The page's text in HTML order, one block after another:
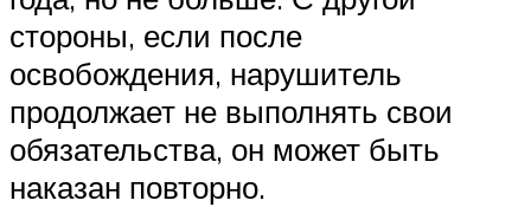
стороны, если после
освобождения, нарушитель
продолжает не выполнять свои
обязательства, он может быть
наказан повторно.